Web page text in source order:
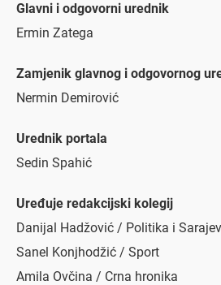
Glavni i odgovorni urednik
Ermin Zatega
Zamjenik glavnog i odgovornog
Nermin Demirović
Urednik portala
Sedin Spahić
Uređuje redakcijski kolegij
Danijal Hadžović / Politika i
Sanel Konjhodžić / Sport
Amila Ovčina / Crna hronika